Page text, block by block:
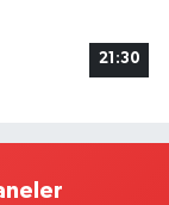
21:30